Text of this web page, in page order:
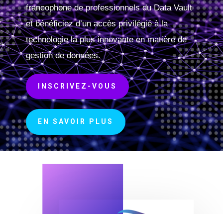
francophone de professionnels du Data Vault
et bénéficiez d’un accès privilégié à la
technologie la plus innovante en matière de
gestion de données.
INSCRIVEZ-VOUS
EN SAVOIR PLUS